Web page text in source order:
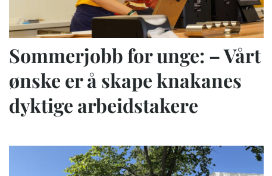
Sommerjobb for unge: – Vårt
ønske er å skape knakanes
dyktige arbeidstakere